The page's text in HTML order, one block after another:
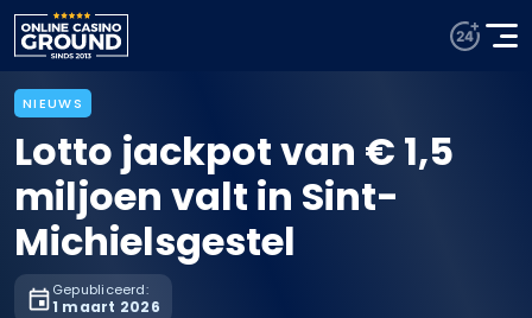
NIEUWS
Lotto jackpot van € 1,5
miljoen valt in Sint-
Michielsgestel
Gepubliceerd:
1 maart 2026